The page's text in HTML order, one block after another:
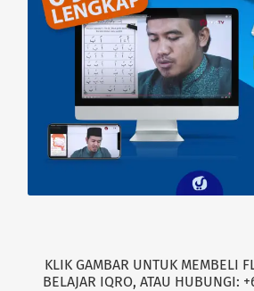
KLIK GAMBAR UNTUK MEMBELI
BELAJAR IQRO, ATAU HUBUNGI: